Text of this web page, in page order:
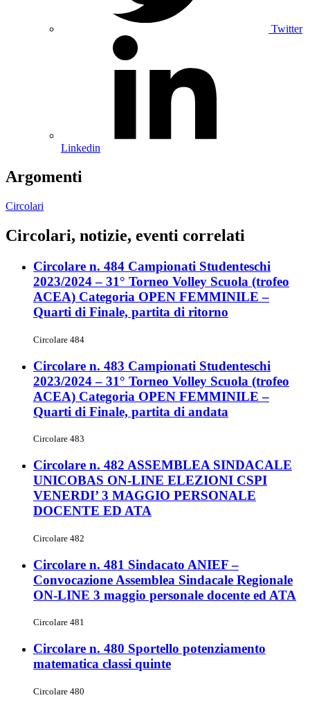
Twitter
Linkedin
Argomenti
Circolari
Circolari, notizie, eventi correlati
Circolare n. 484 Campionati Studenteschi
2023/2024 – 31° Torneo Volley Scuola (trofeo
ACEA) Categoria OPEN FEMMINILE –
Quarti di Finale, partita di ritorno
Circolare 484
Circolare n. 483 Campionati Studenteschi
2023/2024 – 31° Torneo Volley Scuola (trofeo
ACEA) Categoria OPEN FEMMINILE –
Quarti di Finale, partita di andata
Circolare 483
Circolare n. 482 ASSEMBLEA SINDACALE
UNICOBAS ON-LINE ELEZIONI CSPI
VENERDI’ 3 MAGGIO PERSONALE
DOCENTE ED ATA
Circolare 482
Circolare n. 481 Sindacato ANIEF –
Convocazione Assemblea Sindacale Regionale
ON-LINE 3 maggio personale docente ed ATA
Circolare 481
Circolare n. 480 Sportello potenziamento
matematica classi quinte
Circolare 480